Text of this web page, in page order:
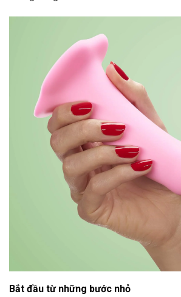
Bắt đầu từ những bước nhỏ